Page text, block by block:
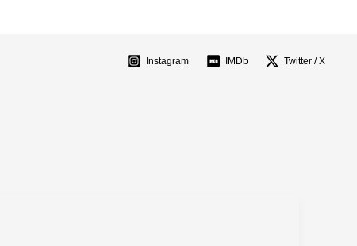
Instagram IMDb Twitter / X